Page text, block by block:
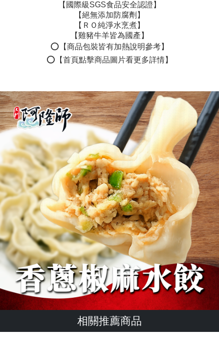
【國際級SGS食品安全認證】
【絕無添加防腐劑】
【ＲＯ純淨水烹煮】
【雞豬牛羊皆為國產】
⭕️【商品包裝皆有加熱說明參考】
⭕️【首頁點擊商品圖片看更多詳情】
相關推薦商品